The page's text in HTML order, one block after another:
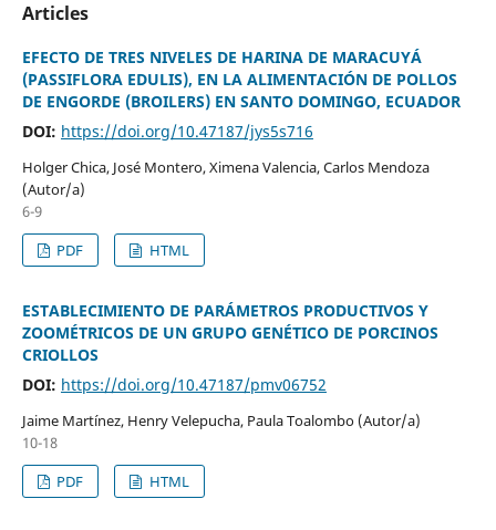
Articles
EFECTO DE TRES NIVELES DE HARINA DE MARACUYÁ
(PASSIFLORA EDULIS), EN LA ALIMENTACIÓN DE POLLOS
DE ENGORDE (BROILERS) EN SANTO DOMINGO, ECUADOR
DOI: https://doi.org/10.47187/jys5s716
Holger Chica, José Montero, Ximena Valencia, Carlos Mendoza
(Autor/a)
6-9
PDF
HTML
ESTABLECIMIENTO DE PARÁMETROS PRODUCTIVOS Y
ZOOMÉTRICOS DE UN GRUPO GENÉTICO DE PORCINOS
CRIOLLOS
DOI: https://doi.org/10.47187/pmv06752
Jaime Martínez, Henry Velepucha, Paula Toalombo (Autor/a)
10-18
PDF
HTML